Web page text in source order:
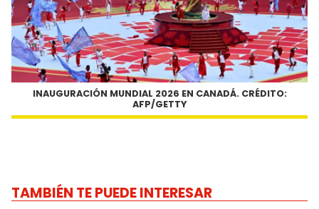
INAUGURACIÓN MUNDIAL 2026 EN CANADÁ. CRÉDITO:
AFP/GETTY
TAMBIÉN TE PUEDE INTERESAR